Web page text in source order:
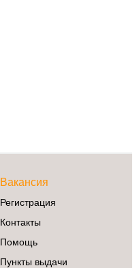
Вакансия
Регистрация
Контакты
Помощь
Пункты выдачи